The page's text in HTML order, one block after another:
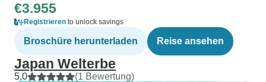
€3.955
Registrieren to unlock savings
Broschüre herunterladen Reise ansehen
Japan Welterbe
5,0 (1 Bewertung)